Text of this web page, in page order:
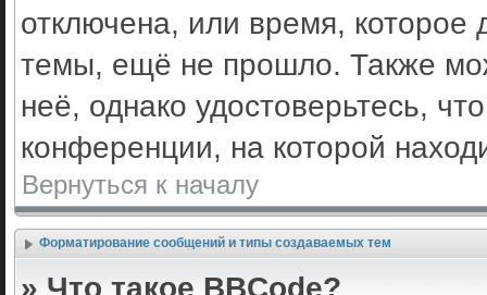
отключена, или время, которое
темы, ещё не прошло. Также
неё, однако удостоверьтесь,
конференции, на которой
Вернуться к началу
Форматирование сообщений и типы создаваемых тем
» Что такое BBCode?